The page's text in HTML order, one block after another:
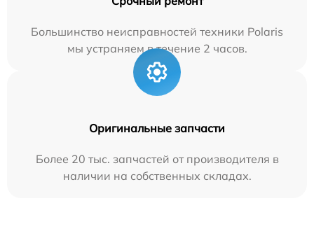
Большинство неисправностей техники Polaris
мы устраняем в течение 2 часов.
Оригинальные запчасти
Более 20 тыс. запчастей от производителя в
наличии на собственных складах.